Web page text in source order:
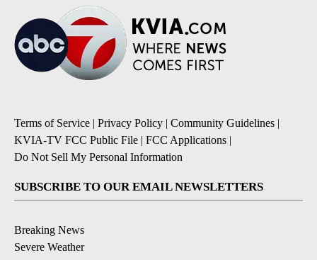
Terms of Service | Privacy Policy | Community Guidelines |
KVIA-TV FCC Public File | FCC Applications |
Do Not Sell My Personal Information
SUBSCRIBE TO OUR EMAIL NEWSLETTERS
Breaking News
Severe Weather